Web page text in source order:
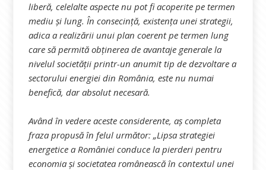
liberă, celelalte aspecte nu pot fi acoperite pe termen
mediu și lung. În consecință, existența unei strategii,
adica a realizării unui plan coerent pe termen lung
care să permită obținerea de avantaje generale la
nivelul societății printr-un anumit tip de dezvoltare a
sectorului energiei din România, este nu numai
benefică, dar absolut necesară.
Având în vedere aceste considerente, aș completa
fraza propusă în felul următor: „Lipsa strategiei
energetice a României conduce la pierderi pentru
economia și societatea românească în contextul unei